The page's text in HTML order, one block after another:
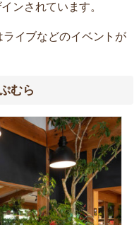
ンされています。
イブなどのイベントが
むら